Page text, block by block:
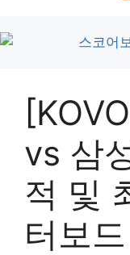
vs 삼
적 및
터보드